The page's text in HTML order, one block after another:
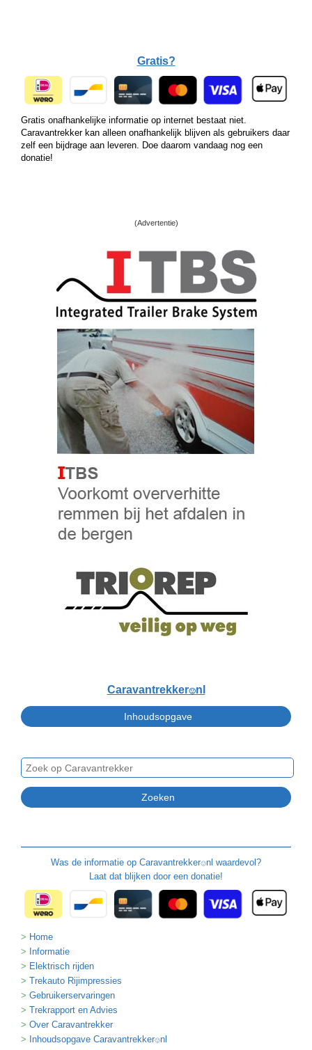
Gratis?
Gratis onafhankelijke informatie op internet bestaat niet.
Caravantrekker kan alleen onafhankelijk blijven als gebruikers daar
zelf een bijdrage aan leveren. Doe daarom vandaag nog een
donatie!
(Advertentie)
Caravantrekker🙂nl
Was de informatie op Caravantrekker🙂nl waardevol?
Laat dat blijken door een donatie!
Home
Informatie
Elektrisch rijden
Trekauto Rijimpressies
Gebruikerservaringen
Trekrapport en Advies
Over Caravantrekker
Inhoudsopgave Caravantrekker🙂nl